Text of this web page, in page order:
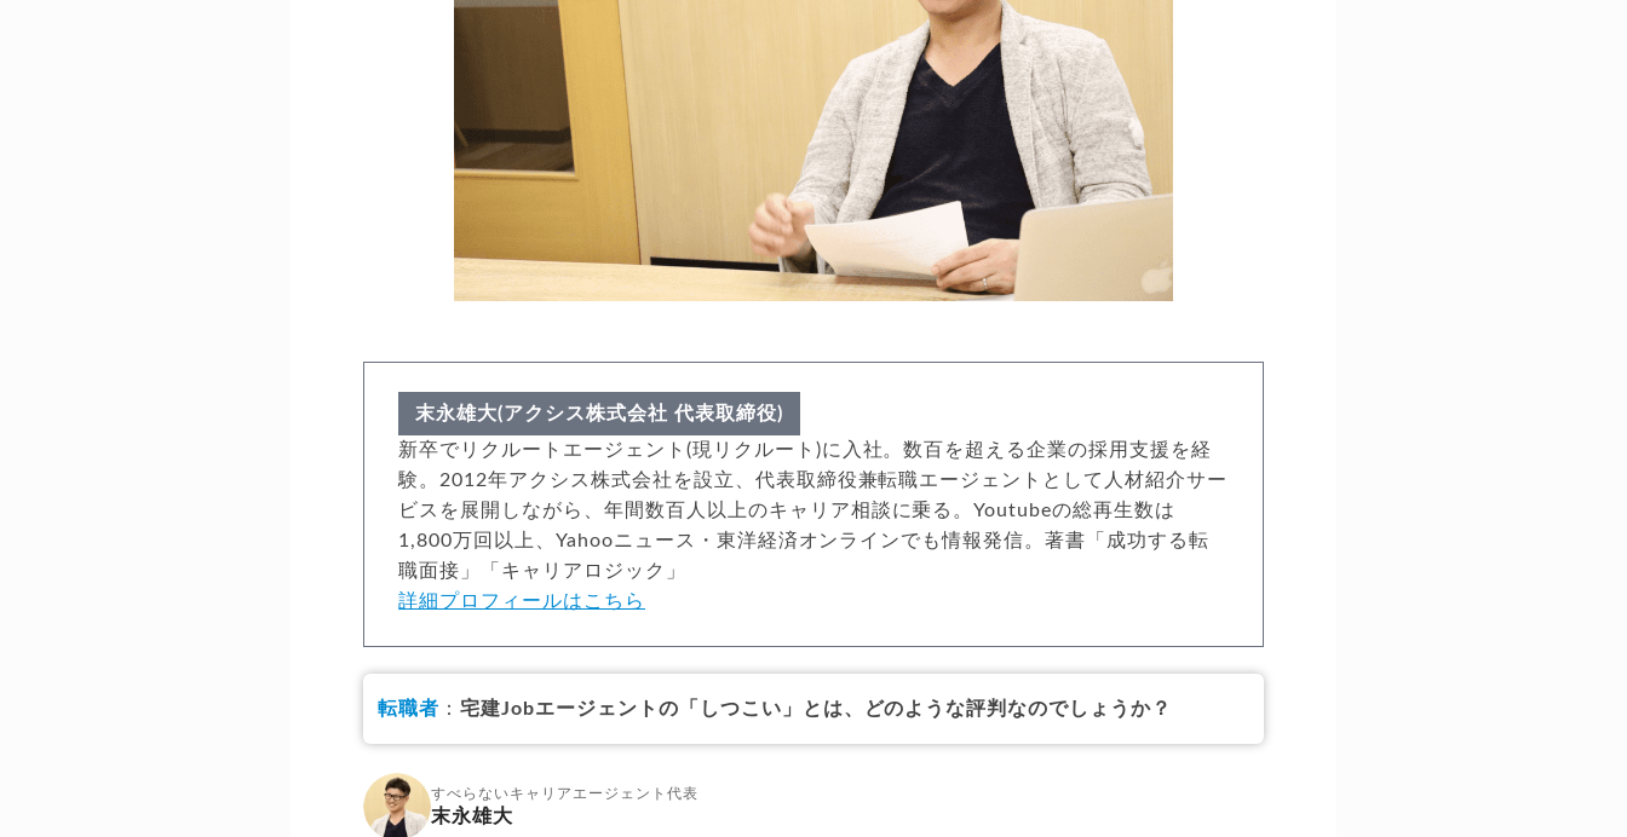
末永雄大(アクシス株式会社 代表取締役)
新卒でリクルートエージェント(現リクルート)に入社。数百を超える企業の採用支援を経
験。2012年アクシス株式会社を設立、代表取締役兼転職エージェントとして人材紹介サー
ビスを展開しながら、年間数百人以上のキャリア相談に乗る。Youtubeの総再生数は
1,800万回以上、Yahooニュース・東洋経済オンラインでも情報発信。著書「成功する転
職面接」「キャリアロジック」
詳細プロフィールはこちら
転職者 ：宅建Jobエージェントの「しつこい」とは、どのような評判なのでしょうか？
すべらないキャリアエージェント代表
末永雄大